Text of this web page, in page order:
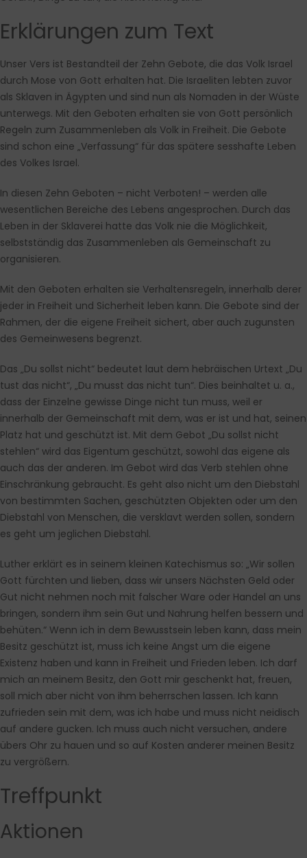
Erklärungen zum Text
Unser Vers ist Bestandteil der Zehn Gebote, die das Volk Israel
durch Mose von Gott erhalten hat. Die Israeliten lebten zuvor
als Sklaven in Ägypten und sind nun als Nomaden in der Wüste
unterwegs. Mit den Geboten erhalten sie von Gott persönlich
Regeln zum Zusammenleben als Volk in Freiheit. Die Gebote
sind schon eine „Verfassung“ für das spätere sesshafte Leben
des Volkes Israel.
In diesen Zehn Geboten – nicht Verboten! – werden alle
wesentlichen Bereiche des Lebens angesprochen. Durch das
Leben in der Sklaverei hatte das Volk nie die Möglichkeit,
selbstständig das Zusammenleben als Gemeinschaft zu
organisieren.
Mit den Geboten erhalten sie Verhaltensregeln, innerhalb derer
jeder in Freiheit und Sicherheit leben kann. Die Gebote sind der
Rahmen, der die eigene Freiheit sichert, aber auch zugunsten
des Gemeinwesens begrenzt.
Das „Du sollst nicht“ bedeutet laut dem hebräischen Urtext „Du
tust das nicht“, „Du musst das nicht tun“. Dies beinhaltet u. a.,
dass der Einzelne gewisse Dinge nicht tun muss, weil er
innerhalb der Gemeinschaft mit dem, was er ist und hat, seinen
Platz hat und geschützt ist. Mit dem Gebot „Du sollst nicht
stehlen“ wird das Eigentum geschützt, sowohl das eigene als
auch das der anderen. Im Gebot wird das Verb stehlen ohne
Einschränkung gebraucht. Es geht also nicht um den Diebstahl
von bestimmten Sachen, geschützten Objekten oder um den
Diebstahl von Menschen, die versklavt werden sollen, sondern
es geht um jeglichen Diebstahl.
Luther erklärt es in seinem kleinen Katechismus so: „Wir sollen
Gott fürchten und lieben, dass wir unsers Nächsten Geld oder
Gut nicht nehmen noch mit falscher Ware oder Handel an uns
bringen, sondern ihm sein Gut und Nahrung helfen bessern und
behüten.“ Wenn ich in dem Bewusstsein leben kann, dass mein
Besitz geschützt ist, muss ich keine Angst um die eigene
Existenz haben und kann in Freiheit und Frieden leben. Ich darf
mich an meinem Besitz, den Gott mir geschenkt hat, freuen,
soll mich aber nicht von ihm beherrschen lassen. Ich kann
zufrieden sein mit dem, was ich habe und muss nicht neidisch
auf andere gucken. Ich muss auch nicht versuchen, andere
übers Ohr zu hauen und so auf Kosten anderer meinen Besitz
zu vergrößern.
Treffpunkt
Aktionen